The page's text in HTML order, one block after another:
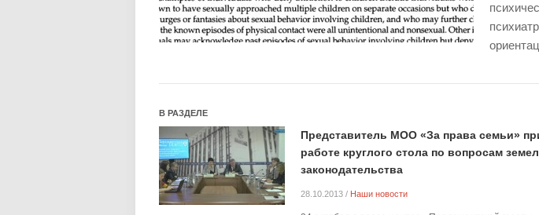
В РАЗДЕЛЕ
Представитель МОО «За права семьи»
работе круглого стола по вопросам
законодательства
28.10.2013 / Наши новости